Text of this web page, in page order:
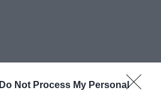
Do Not Process My Personal